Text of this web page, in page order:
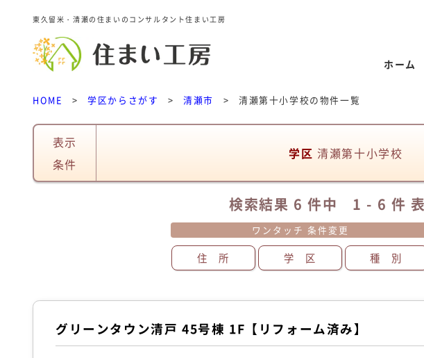
東久留米・清瀬の住まいのコンサルタント住まい工房
ホーム
HOME > 学区からさがす > 清瀬市 > 清瀬第十小学校の物件一覧
表示
条件
学区 清瀬第十小学校
検索結果 6 件中 1 - 6 件
ワンタッチ 条件変更
住 所 学 区 種 別
グリーンタウン清戸 45号棟 1F【リフォーム済み】